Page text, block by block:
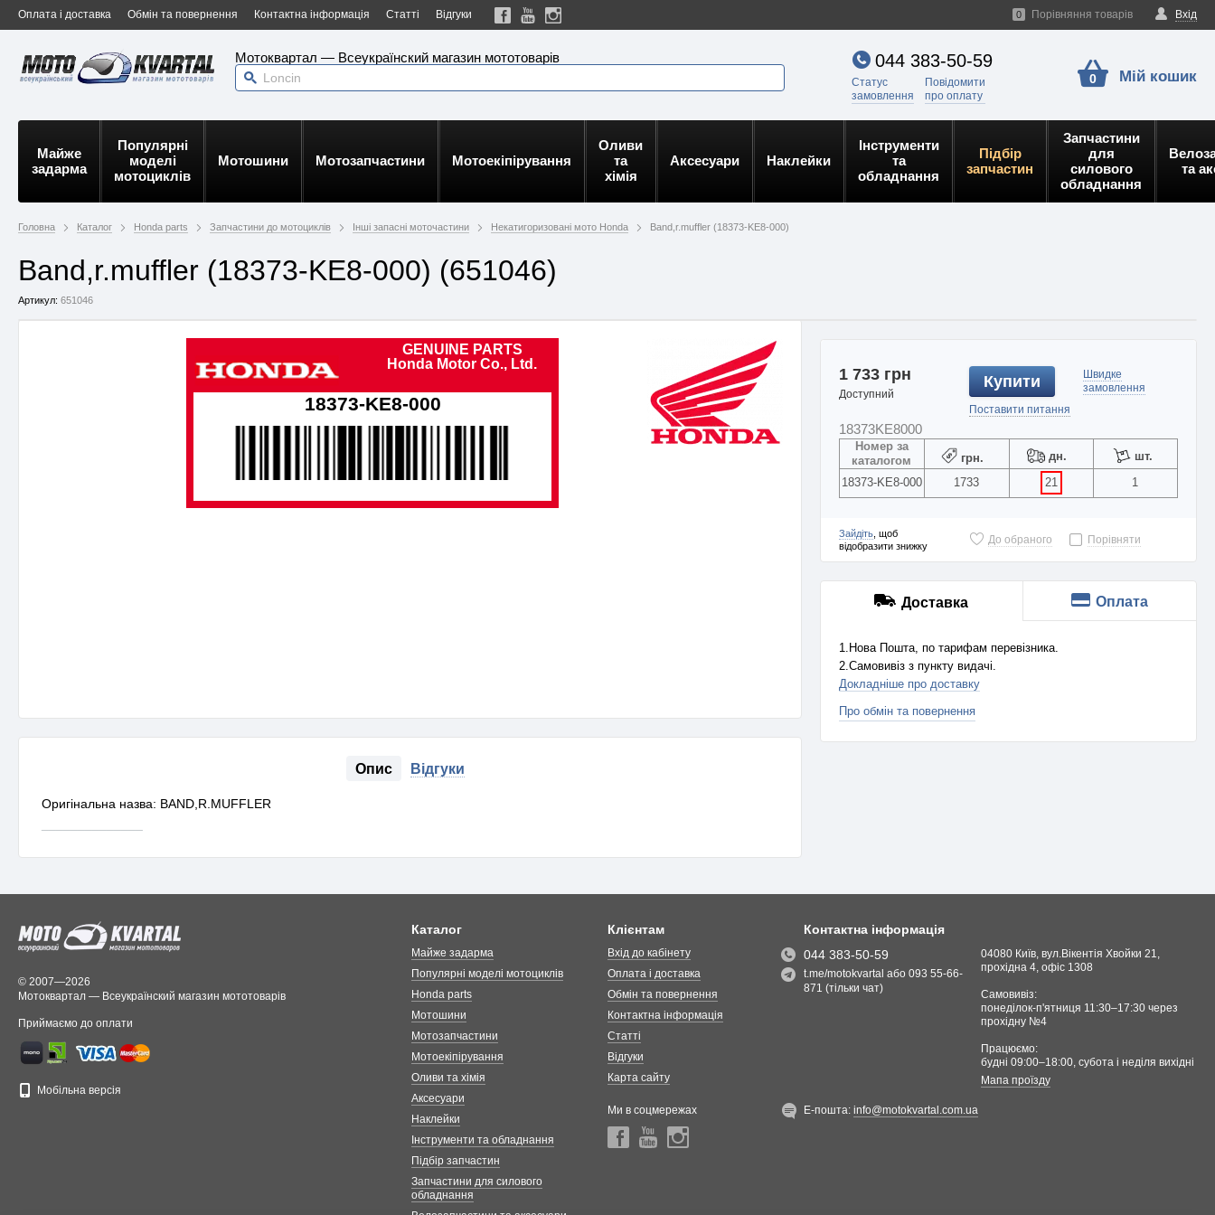
Оплата і доставка Обмін та повернення Контактна інформація Статті Відгуки Вхід
0 Порівняння товарів
Мотоквартал — Всеукраїнский магазин мототоварів 044 383-50-59
Статус
замовлення
Повідомити
про оплату
0 Мій кошик
Майже
задарма
Популярні
моделі
мотоциклів
Мотошини Мотозапчастини Мотоекіпірування
Оливи
та
хімія
Аксесуари Наклейки
Інструменти
та
обладнання
Підбір
запчастин
Запчастини
для
силового
обладнання
та
Головна Каталог Honda parts Запчастини до мотоциклів Інші запасні моточастини Некатигоризовані мото Honda Band,r.muffler (18373-KE8-000)
Band,r.muffler (18373-KE8-000) (651046)
Артикул: 651046
GENUINE PARTS
Honda Motor Co., Ltd.
18373-KE8-000
Опис Відгуки
Оригінальна назва: BAND,R.MUFFLER
1 733 грн
Доступний
Купити
Поставити питання
Швидке
замовлення
18373KE8000
Номер за
каталогом
грн. дн.
шт.
18373-KE8-000
1733 21 1
Зайдіть, щоб
відобразити знижку
До обраного Порівняти
Доставка Оплата
1.Нова Пошта, по тарифам перевізника.
2.Самовивіз з пункту видачі.
Докладніше про доставку
Про обмін та повернення
© 2007—2026
Мотоквартал — Всеукраїнский магазин мототоварів
Приймаємо до оплати
Мобільна версія
Каталог
Майже задарма
Популярні моделі мотоциклів
Honda parts
Мотошини
Мотозапчастини
Мотоекіпірування
Оливи та хімія
Аксесуари
Наклейки
Інструменти та обладнання
Підбір запчастин
Запчастини для силового
обладнання
Клієнтам
Вхід до кабінету
Оплата і доставка
Обмін та повернення
Контактна інформація
Статті
Відгуки
Карта сайту
Ми в соцмережах
Контактна інформація
044 383-50-59
t.me/motokvartal або 093 55-66-
871 (тільки чат)
04080 Київ, вул.Вікентія Хвойки 21,
прохідна 4, офіс 1308
Самовивіз:
понеділок-п'ятниця 11:30–17:30 через
прохідну №4
Працюємо:
будні 09:00–18:00, cубота і неділя вихідні
Мапа проїзду
Е-пошта:info@motokvartal.com.ua